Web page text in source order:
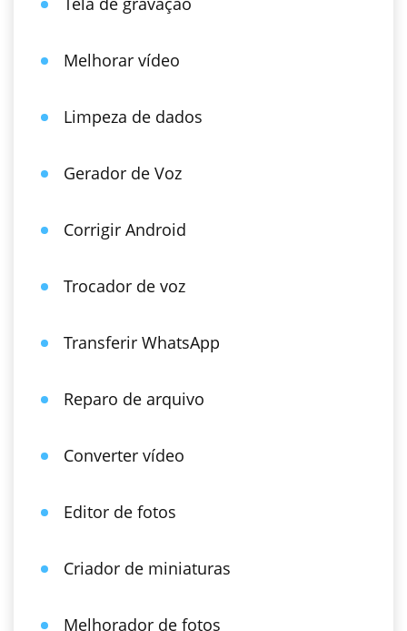
Melhorar vídeo
Limpeza de dados
Gerador de Voz
Corrigir Android
Trocador de voz
Transferir WhatsApp
Reparo de arquivo
Converter vídeo
Editor de fotos
Criador de miniaturas
Melhorador de fotos